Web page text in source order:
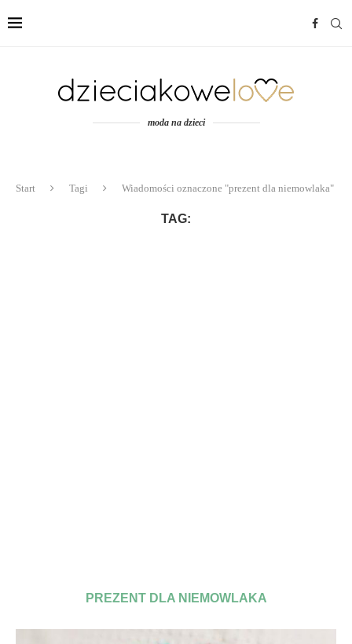
moda na dzieci
Start Tagi Wiadomości oznaczone "prezent dla niemowlaka"
TAG:
PREZENT DLA NIEMOWLAKA